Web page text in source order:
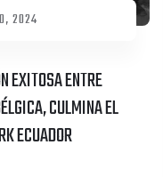
2024
EXITOSA ENTRE
CULMINA EL
ECUADOR